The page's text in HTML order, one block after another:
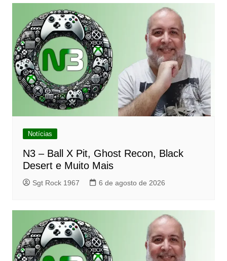
Notícias
N3 – Ball X Pit, Ghost Recon, Black
Desert e Muito Mais
Sgt Rock 1967 6 de agosto de 2026